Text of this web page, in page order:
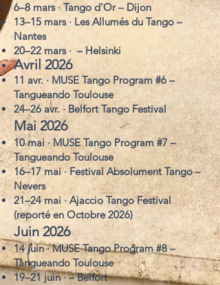
6–8 mars · Tango d’Or – Dijon
13–15 mars · Les Allumés du Tango –
Nantes
20–22 mars · – Helsinki
Avril 2026
11 avr. · MUSE Tango Program #6 –
Tangueando Toulouse
24–26 avr. · Belfort Tango Festival
Mai 2026
10 mai · MUSE Tango Program #7 –
Tangueando Toulouse
16–17 mai · Festival Absolument Tango –
Nevers
21–24 mai · Ajaccio Tango Festival
(reporté en Octobre 2026)
Juin 2026
14 juin · MUSE Tango Program #8 –
Tangueando Toulouse
19–21 juin · – Belfort